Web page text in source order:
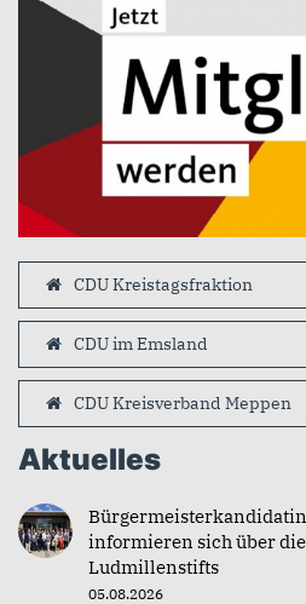
CDU Kreistagsfraktion
CDU im Emsland
CDU Kreisverband Meppen
Aktuelles
Bürgermeisterkandidatin
informieren sich über
Ludmillenstifts
05.08.2026